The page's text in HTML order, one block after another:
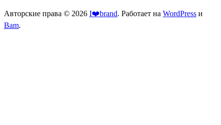
Авторские права © 2026 I❤️brand. Работает на WordPress и
Bam.